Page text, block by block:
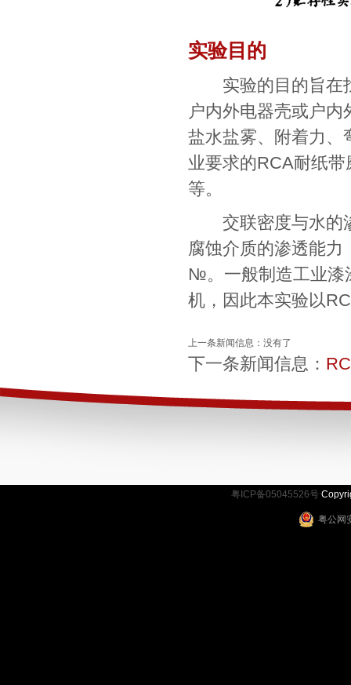
实验目的
实验的目的旨在找
户内外电器壳或户
盐水盐雾、附着力、
业要求的RCA耐纸
等。
交联密度与水的渗
腐蚀介质的渗透能
№。一般制造工业漆
机，因此本实验以
上一条新闻信息：没有了
下一条新闻信息：
粤ICP备05045526号
粤公网